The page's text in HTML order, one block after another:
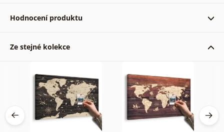
Hodnocení produktu
Ze stejné kolekce